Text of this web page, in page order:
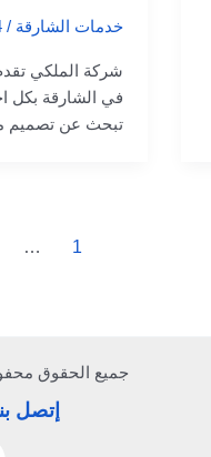
خدمات الشارقة /
4
شركة الملكي
في الشارقة بكل
تبحث عن
1
…
جميع الحقوق
إتصل